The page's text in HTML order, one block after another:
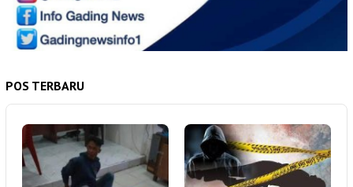
POS TERBARU